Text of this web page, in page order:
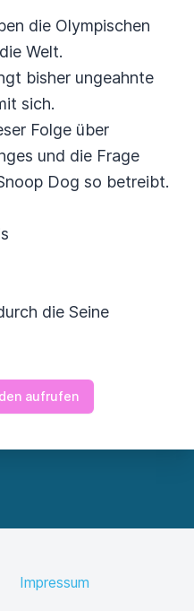
die Olympischen
Welt.
bisher ungeahnte
sich.
Folge über
und die Frage
Dog so betreibt.
die Seine
aufrufen
Impressum